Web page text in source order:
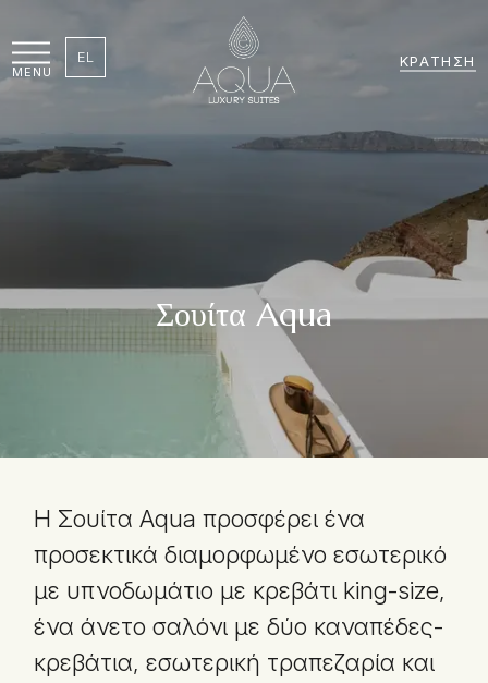
EL ΚΡΆΤΗΣΗ
MENU
Σουίτα Aqua
Η Σουίτα Aqua προσφέρει ένα
προσεκτικά διαμορφωμένο εσωτερικό
με υπνοδωμάτιο με κρεβάτι king-size,
ένα άνετο σαλόνι με δύο καναπέδες-
κρεβάτια, εσωτερική τραπεζαρία και